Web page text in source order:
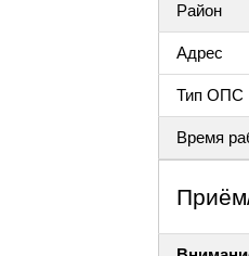
Район
Адрес
Тип ОПС
Время